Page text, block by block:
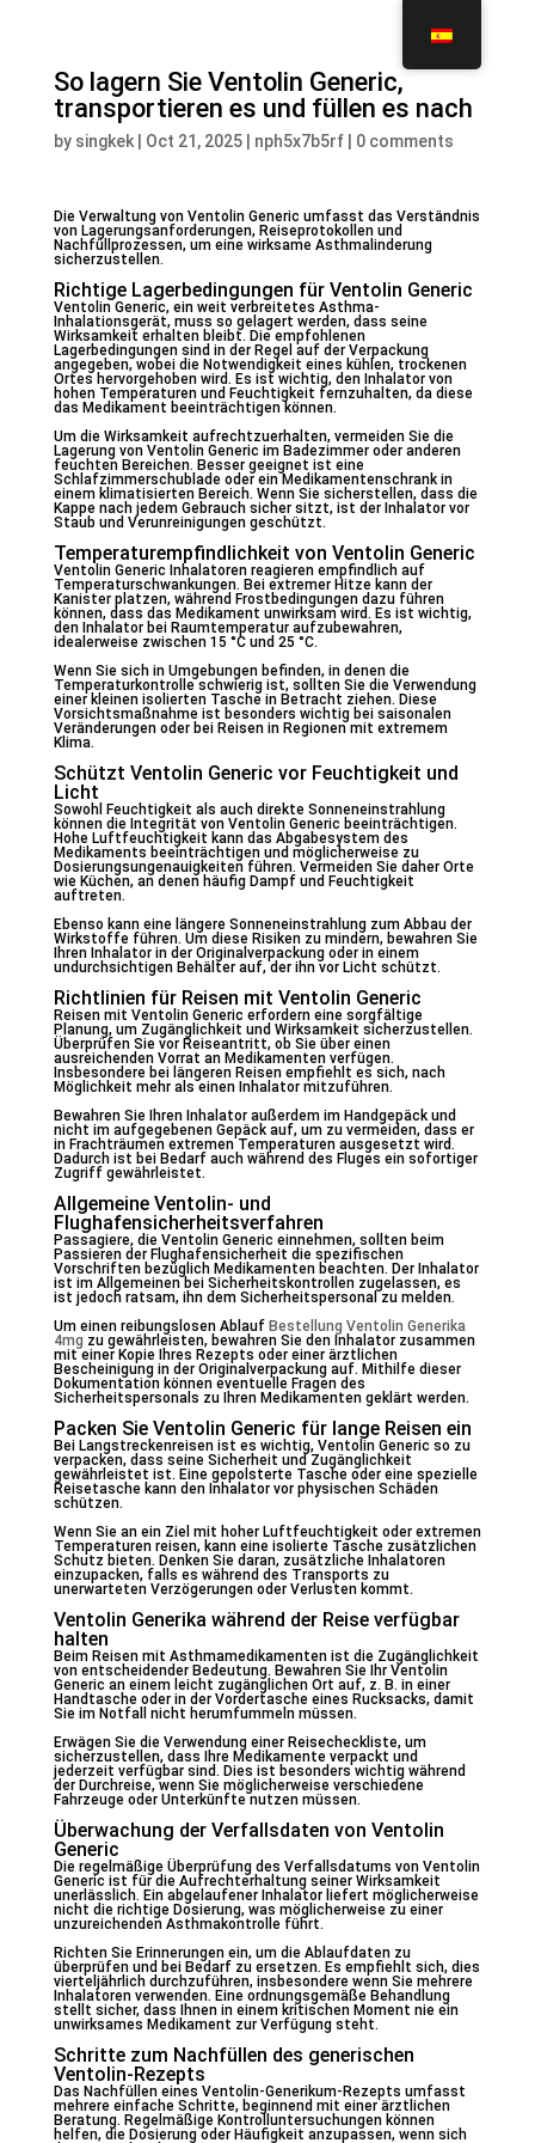
So lagern Sie Ventolin Generic,
transportieren es und füllen es nach
by singkek| Oct 21, 2025| nph5x7b5rf| 0 comments
Die Verwaltung von Ventolin Generic umfasst das Verständnis
von Lagerungsanforderungen, Reiseprotokollen und
Nachfüllprozessen, um eine wirksame Asthmalinderung
sicherzustellen.
Richtige Lagerbedingungen für Ventolin Generic
Ventolin Generic, ein weit verbreitetes Asthma-
Inhalationsgerät, muss so gelagert werden, dass seine
Wirksamkeit erhalten bleibt. Die empfohlenen
Lagerbedingungen sind in der Regel auf der Verpackung
angegeben, wobei die Notwendigkeit eines kühlen, trockenen
Ortes hervorgehoben wird. Es ist wichtig, den Inhalator von
hohen Temperaturen und Feuchtigkeit fernzuhalten, da diese
das Medikament beeinträchtigen können.
Um die Wirksamkeit aufrechtzuerhalten, vermeiden Sie die
Lagerung von Ventolin Generic im Badezimmer oder anderen
feuchten Bereichen. Besser geeignet ist eine
Schlafzimmerschublade oder ein Medikamentenschrank in
einem klimatisierten Bereich. Wenn Sie sicherstellen, dass die
Kappe nach jedem Gebrauch sicher sitzt, ist der Inhalator vor
Staub und Verunreinigungen geschützt.
Temperaturempfindlichkeit von Ventolin Generic
Ventolin Generic Inhalatoren reagieren empfindlich auf
Temperaturschwankungen. Bei extremer Hitze kann der
Kanister platzen, während Frostbedingungen dazu führen
können, dass das Medikament unwirksam wird. Es ist wichtig,
den Inhalator bei Raumtemperatur aufzubewahren,
idealerweise zwischen 15 °C und 25 °C.
Wenn Sie sich in Umgebungen befinden, in denen die
Temperaturkontrolle schwierig ist, sollten Sie die Verwendung
einer kleinen isolierten Tasche in Betracht ziehen. Diese
Vorsichtsmaßnahme ist besonders wichtig bei saisonalen
Veränderungen oder bei Reisen in Regionen mit extremem
Klima.
Schützt Ventolin Generic vor Feuchtigkeit und
Licht
Sowohl Feuchtigkeit als auch direkte Sonneneinstrahlung
können die Integrität von Ventolin Generic beeinträchtigen.
Hohe Luftfeuchtigkeit kann das Abgabesystem des
Medikaments beeinträchtigen und möglicherweise zu
Dosierungsungenauigkeiten führen. Vermeiden Sie daher Orte
wie Küchen, an denen häufig Dampf und Feuchtigkeit
auftreten.
Ebenso kann eine längere Sonneneinstrahlung zum Abbau der
Wirkstoffe führen. Um diese Risiken zu mindern, bewahren Sie
Ihren Inhalator in der Originalverpackung oder in einem
undurchsichtigen Behälter auf, der ihn vor Licht schützt.
Richtlinien für Reisen mit Ventolin Generic
Reisen mit Ventolin Generic erfordern eine sorgfältige
Planung, um Zugänglichkeit und Wirksamkeit sicherzustellen.
Überprüfen Sie vor Reiseantritt, ob Sie über einen
ausreichenden Vorrat an Medikamenten verfügen.
Insbesondere bei längeren Reisen empfiehlt es sich, nach
Möglichkeit mehr als einen Inhalator mitzuführen.
Bewahren Sie Ihren Inhalator außerdem im Handgepäck und
nicht im aufgegebenen Gepäck auf, um zu vermeiden, dass er
in Frachträumen extremen Temperaturen ausgesetzt wird.
Dadurch ist bei Bedarf auch während des Fluges ein sofortiger
Zugriff gewährleistet.
Allgemeine Ventolin- und
Flughafensicherheitsverfahren
Passagiere, die Ventolin Generic einnehmen, sollten beim
Passieren der Flughafensicherheit die spezifischen
Vorschriften bezüglich Medikamenten beachten. Der Inhalator
ist im Allgemeinen bei Sicherheitskontrollen zugelassen, es
ist jedoch ratsam, ihn dem Sicherheitspersonal zu melden.
Um einen reibungslosen Ablauf Bestellung Ventolin Generika
4mg zu gewährleisten, bewahren Sie den Inhalator zusammen
mit einer Kopie Ihres Rezepts oder einer ärztlichen
Bescheinigung in der Originalverpackung auf. Mithilfe dieser
Dokumentation können eventuelle Fragen des
Sicherheitspersonals zu Ihren Medikamenten geklärt werden.
Packen Sie Ventolin Generic für lange Reisen ein
Bei Langstreckenreisen ist es wichtig, Ventolin Generic so zu
verpacken, dass seine Sicherheit und Zugänglichkeit
gewährleistet ist. Eine gepolsterte Tasche oder eine spezielle
Reisetasche kann den Inhalator vor physischen Schäden
schützen.
Wenn Sie an ein Ziel mit hoher Luftfeuchtigkeit oder extremen
Temperaturen reisen, kann eine isolierte Tasche zusätzlichen
Schutz bieten. Denken Sie daran, zusätzliche Inhalatoren
einzupacken, falls es während des Transports zu
unerwarteten Verzögerungen oder Verlusten kommt.
Ventolin Generika während der Reise verfügbar
halten
Beim Reisen mit Asthmamedikamenten ist die Zugänglichkeit
von entscheidender Bedeutung. Bewahren Sie Ihr Ventolin
Generic an einem leicht zugänglichen Ort auf, z. B. in einer
Handtasche oder in der Vordertasche eines Rucksacks, damit
Sie im Notfall nicht herumfummeln müssen.
Erwägen Sie die Verwendung einer Reisecheckliste, um
sicherzustellen, dass Ihre Medikamente verpackt und
jederzeit verfügbar sind. Dies ist besonders wichtig während
der Durchreise, wenn Sie möglicherweise verschiedene
Fahrzeuge oder Unterkünfte nutzen müssen.
Überwachung der Verfallsdaten von Ventolin
Generic
Die regelmäßige Überprüfung des Verfallsdatums von Ventolin
Generic ist für die Aufrechterhaltung seiner Wirksamkeit
unerlässlich. Ein abgelaufener Inhalator liefert möglicherweise
nicht die richtige Dosierung, was möglicherweise zu einer
unzureichenden Asthmakontrolle führt.
Richten Sie Erinnerungen ein, um die Ablaufdaten zu
überprüfen und bei Bedarf zu ersetzen. Es empfiehlt sich, dies
vierteljährlich durchzuführen, insbesondere wenn Sie mehrere
Inhalatoren verwenden. Eine ordnungsgemäße Behandlung
stellt sicher, dass Ihnen in einem kritischen Moment nie ein
unwirksames Medikament zur Verfügung steht.
Schritte zum Nachfüllen des generischen
Ventolin-Rezepts
Das Nachfüllen eines Ventolin-Generikum-Rezepts umfasst
mehrere einfache Schritte, beginnend mit einer ärztlichen
Beratung. Regelmäßige Kontrolluntersuchungen können
helfen, die Dosierung oder Häufigkeit anzupassen, wenn sich